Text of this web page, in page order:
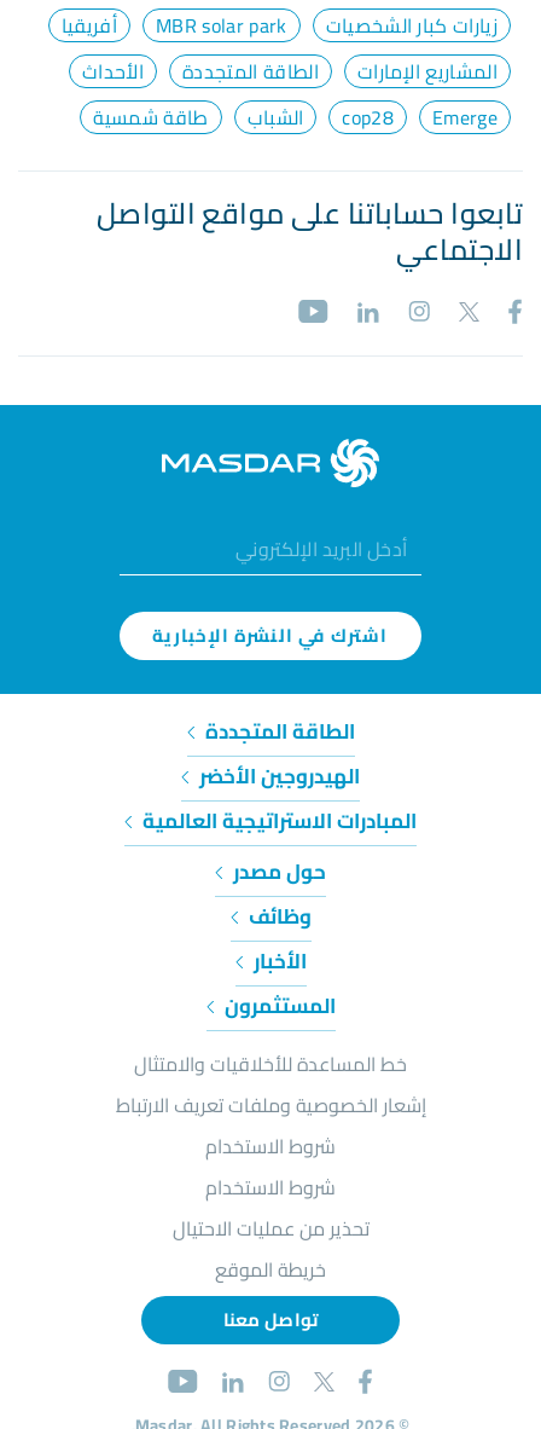
زيارات كبار الشخصيات
MBR solar park
أفريقيا
المشاريع الإمارات
الطاقة المتجددة
الأحداث
Emerge
cop28 الشباب طاقة شمسية
تابعوا حساباتنا على مواقع التواصل
الاجتماعي
اشترك في النشرة الإخبارية
الطاقة المتجددة
الهيدروجين الأخضر
المبادرات الاستراتيجية العالمية
حول مصدر
وظائف
الأخبار
المستثمرون
خط المساعدة للأخلاقيات والامتثال
إشعار الخصوصية وملفات تعريف الارتباط
شروط الاستخدام
شروط الاستخدام
تحذير من عمليات الاحتيال
خريطة الموقع
تواصل معنا